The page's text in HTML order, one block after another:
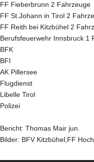
FF Fieberbrunn 2 Fahrzeuge
FF St.Johann in Tirol 2
FF Reith bei Kitzbühel 2
Berufsfeuerwehr Innsbruck 1
BFK
BFI
AK Pillersee
Flugdienst
Libelle Tirol
Polizei
Bericht: Thomas Mair jun.
Bilder: BFV Kitzbühel,FF